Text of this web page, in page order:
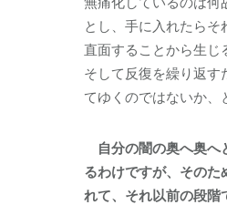
とし、手に入れたら
直面することから生じ
そして反復を繰り返
てゆくのではないか、
自分の闇の奥へ奥へ
るわけですが、その
れて、それ以前の段階